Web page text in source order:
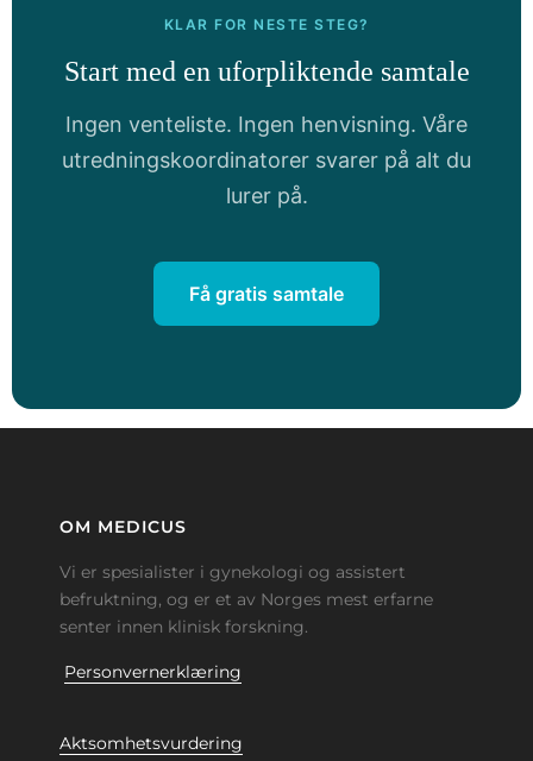
KLAR FOR NESTE STEG?
Start med en uforpliktende samtale
Ingen venteliste. Ingen henvisning. Våre
utredningskoordinatorer svarer på alt du
lurer på.
Få gratis samtale
OM MEDICUS
Vi er spesialister i gynekologi og assistert
befruktning, og er et av Norges mest erfarne
senter innen klinisk forskning.
Personvernerklæring
Aktsomhetsvurdering